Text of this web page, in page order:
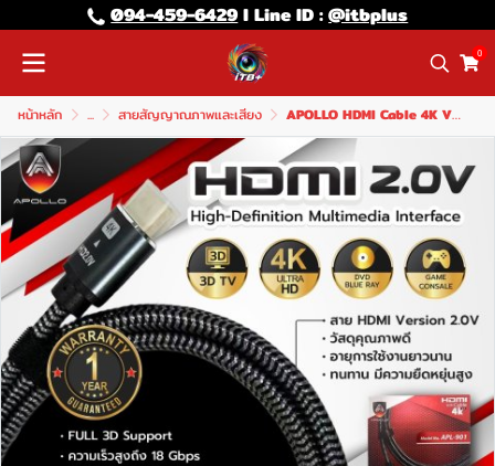
094-459-6429l Line lD :@itbplus
0
หน้าหลัก ... สายสัญญาณภาพและเสียง APOLLO HDMI Cable 4K V2.0 รุ่น APL901 5M